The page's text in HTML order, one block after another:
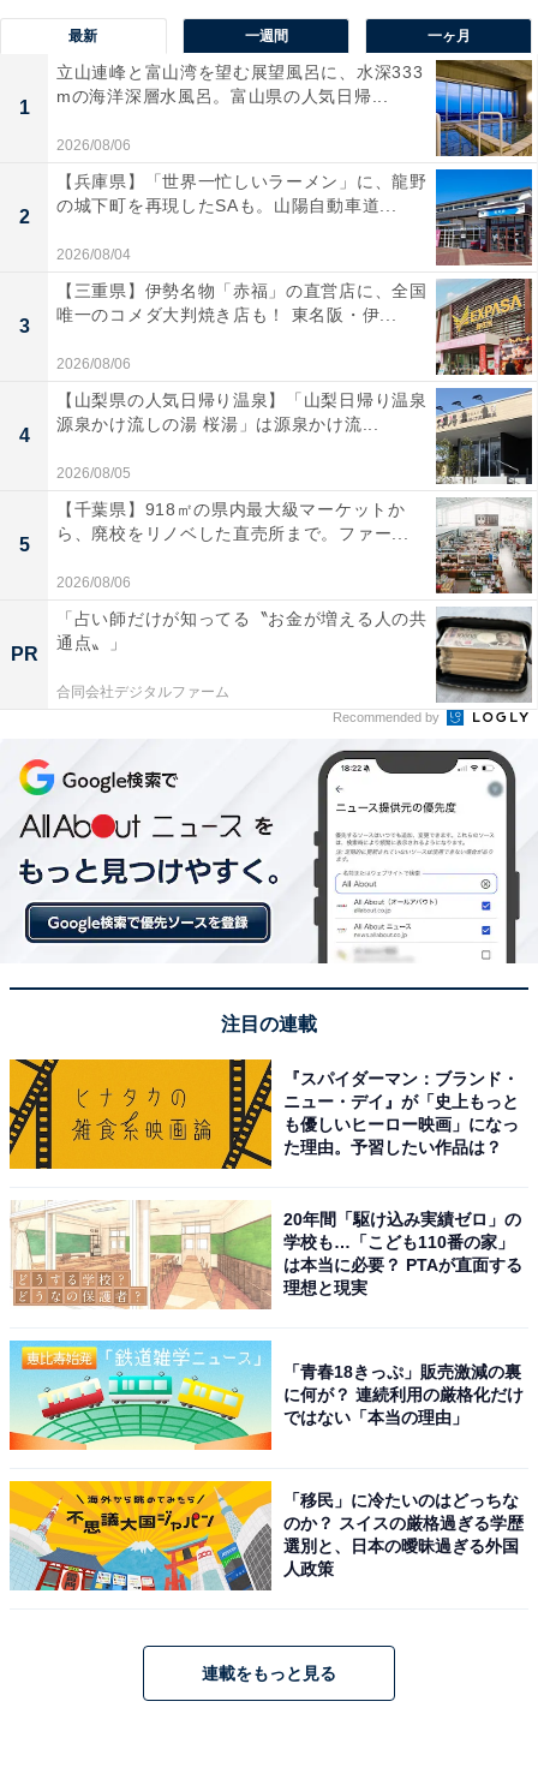
最新 一週間 一ヶ月
1
立山連峰と富山湾を望む展望風呂に、水深333
mの海洋深層水風呂。富山県の人気日帰...
2026/08/06
2
【兵庫県】「世界一忙しいラーメン」に、龍野
の城下町を再現したSAも。山陽自動車道...
2026/08/04
3
【三重県】伊勢名物「赤福」の直営店に、全国
唯一のコメダ大判焼き店も！ 東名阪・伊...
2026/08/06
4
【山梨県の人気日帰り温泉】「山梨日帰り温泉
源泉かけ流しの湯 桜湯」は源泉かけ流...
2026/08/05
5
【千葉県】918㎡の県内最大級マーケットか
ら、廃校をリノベした直売所まで。ファー...
2026/08/06
PR
「占い師だけが知ってる〝お金が増える人の共
通点〟」
合同会社デジタルファーム
Recommended by
注目の連載
『スパイダーマン：ブランド・
ニュー・デイ』が「史上もっと
も優しいヒーロー映画」になっ
た理由。予習したい作品は？
20年間「駆け込み実績ゼロ」の
学校も…「こども110番の家」
は本当に必要？ PTAが直面する
理想と現実
「青春18きっぷ」販売激減の裏
に何が？ 連続利用の厳格化だけ
ではない「本当の理由」
「移民」に冷たいのはどっちな
のか？ スイスの厳格過ぎる学歴
選別と、日本の曖昧過ぎる外国
人政策
連載をもっと見る